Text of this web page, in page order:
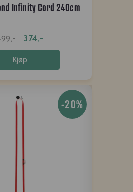
Infinity Cord 240cm
374,-
Kjøp
-20%